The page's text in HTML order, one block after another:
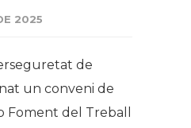
2025
de
un conveni de
Foment del Treball